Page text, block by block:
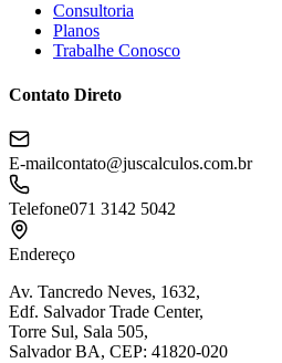
Consultoria
Planos
Trabalhe Conosco
Contato Direto
E-mailcontato@juscalculos.com.br
Telefone071 3142 5042
Endereço
Av. Tancredo Neves, 1632,
Edf. Salvador Trade Center,
Torre Sul, Sala 505,
Salvador BA, CEP: 41820-020